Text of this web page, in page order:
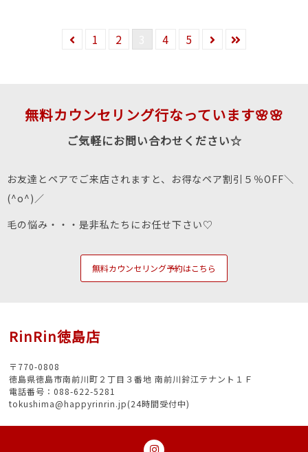
1 2 4 5
無料カウンセリング行なっています🌸🌸
ご気軽にお問い合わせください☆
お友達とペアでご来店されますと、お得なペア割引５％OFF＼
(^o^)／
毛の悩み・・・是非私たちにお任せ下さい♡
無料カウンセリング予約はこちら
RinRin徳島店
〒770-0808
徳島県徳島市南前川町２丁目３番地 南前川鈴江テナント１Ｆ
電話番号：088-622-5281
tokushima@happyrinrin.jp(24時間受付中)